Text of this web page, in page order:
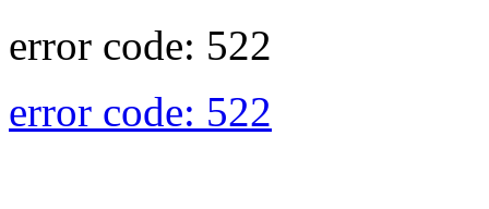
error code: 522
error code: 522